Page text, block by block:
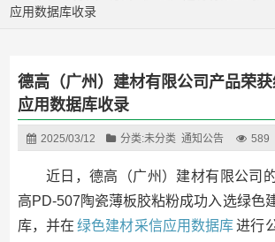
应用数据库收录
德高（广州）建材有限公司产品荣
应用数据库收录
2025/03/12 分类:未分类 通知公告 589
近日，德高（广州）建材有限公
高PD-507陶瓷薄板胶粘粉成功入选绿色
库，并在 绿色建材采信应用数据库进行